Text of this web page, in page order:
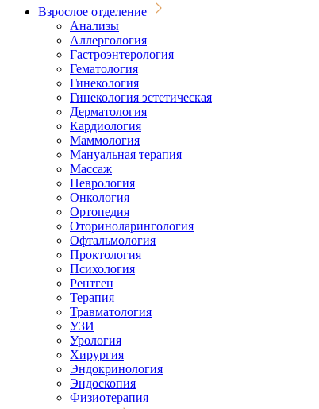
Взрослое отделение
Анализы
Аллергология
Гастроэнтерология
Гематология
Гинекология
Гинекология эстетическая
Дерматология
Кардиология
Маммология
Мануальная терапия
Массаж
Неврология
Онкология
Ортопедия
Оториноларингология
Офтальмология
Проктология
Психология
Рентген
Терапия
Травматология
УЗИ
Урология
Хирургия
Эндокринология
Эндоскопия
Физиотерапия